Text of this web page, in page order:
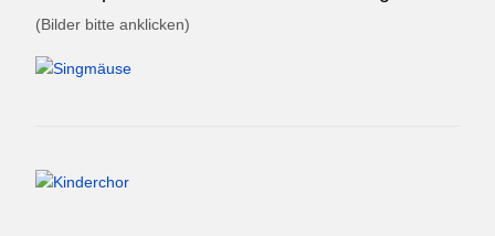
(Bilder bitte anklicken)